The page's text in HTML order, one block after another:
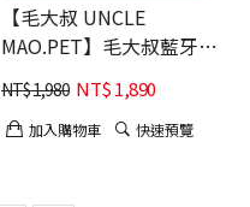
【毛大叔 UNCLE
MAO.PET】毛大叔藍牙寵
物餵食器(6L大容量) 免
wifi設定 操作簡單 四重防
潮保鮮 機芯分離設計 可全
NT$1,980 NT$1,890
加入購物車 快速預覽